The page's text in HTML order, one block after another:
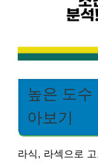
높은 도수
아보기
라식, 라섹으로